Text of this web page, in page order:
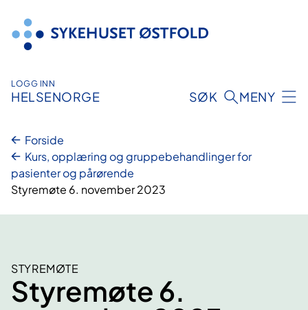
innhold
LOGG INN
HELSENORGE SØK MENY
Forside
Kurs, opplæring og gruppebehandlinger for
pasienter og pårørende
Styremøte 6. november 2023
STYREMØTE
Styremøte 6.